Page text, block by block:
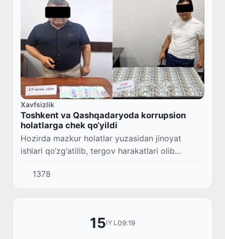
Xavfsizlik
Toshkent va Qashqadaryoda korrupsion
holatlarga chek qo‘yildi
Hozirda mazkur holatlar yuzasidan jinoyat
ishlari qo‘zg‘atilib, tergov harakatlari olib
borilmoqda.
1378
15IYL09:19